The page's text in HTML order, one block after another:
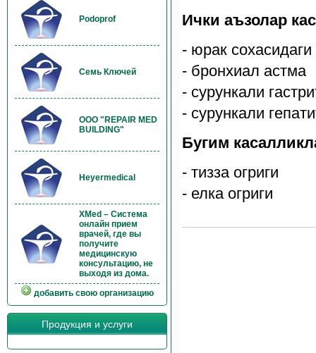
Podoprof
Семь Ключей
OOO "REPAIR MED
BUILDING"
Heyermedical
XMed – Система
онлайн прием
врачей, где вы
получите
медицинскую
консультацию, не
выходя из дома.
добавить свою организацию
Продукция и услуги
Ички аъзолар
- юрак сохасидаги
- бронхиал астма
- сурункали
- сурункали
Бугим
- тизза огриги
- елка огриги